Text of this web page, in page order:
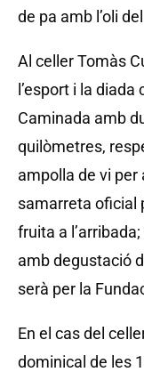
de pa amb l’oli
Al celler Tomàs
l’esport i la
Caminada amb
quilòmetres,
ampolla de vi per
samarreta oficial
fruita a
amb degustació
serà per la
En el cas del
dominical de les